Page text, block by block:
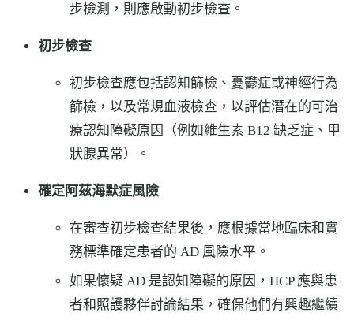
步檢測，則應啟動初步檢查。
初步檢查
初步檢查應包括認知篩檢、憂鬱症或神經行為
篩檢，以及常規血液檢查，以評估潛在的可治
療認知障礙原因（例如維生素 B12 缺乏症、甲
狀腺異常）。
確定阿茲海默症風險
在審查初步檢查結果後，應根據當地臨床和實
務標準確定患者的 AD 風險水平。
如果懷疑 AD 是認知障礙的原因，HCP 應與患
者和照護夥伴討論結果，確保他們有興趣繼續